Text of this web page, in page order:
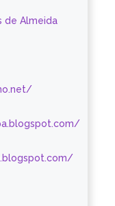
de Almeida